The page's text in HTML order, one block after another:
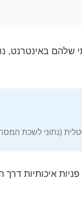
הקנייתי שלהם
(נתוני לשכת המסחר,
ופתאום מתחיל להיכנס זרם